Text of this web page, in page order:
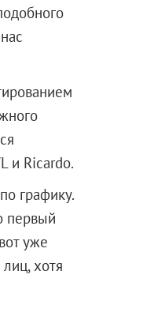
и Ricardo.
графику.
первый
уже
хотя